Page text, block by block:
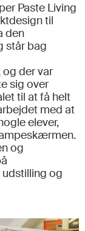
Paste Living
til
den
står bag
og der var
sig over
til at få helt
med at
elever,
og
og